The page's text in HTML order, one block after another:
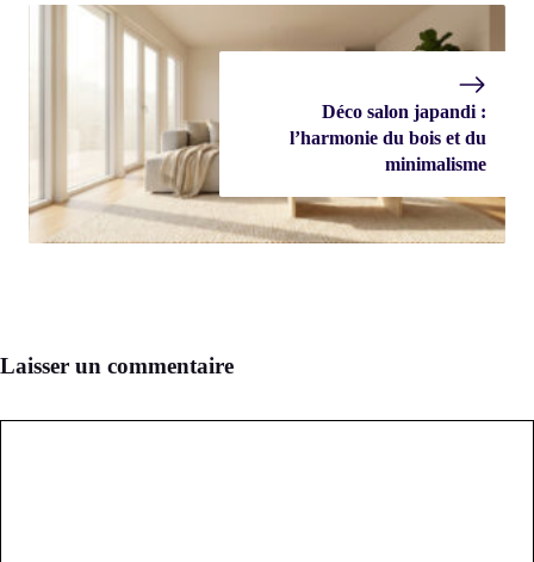
Déco salon japandi :
l’harmonie du bois et du
minimalisme
Laisser un commentaire